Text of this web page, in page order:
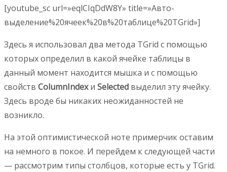
[youtube_sc url=»eqlCIqDdW8Y» title=»Авто-
выделение%20ячеек%20в%20таблице%20TGrid»]
Здесь я использовал два метода TGrid с помощью
которых определил в какой ячейке таблицы в
данный момент находится мышка и с помощью
свойств ColumnIndexи Selected выделил эту ячейку.
Здесь вроде бы никаких неожиданностей не
возникло.
На этой оптимистической ноте примерчик оставим
на немного в покое. И перейдем к следующей части
— рассмотрим типы столбцов, которые есть у TGrid.